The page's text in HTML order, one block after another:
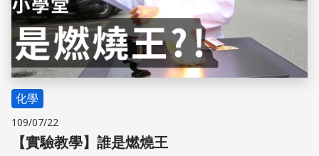
化學
109/07/22
【實驗教學】誰是燃燒王